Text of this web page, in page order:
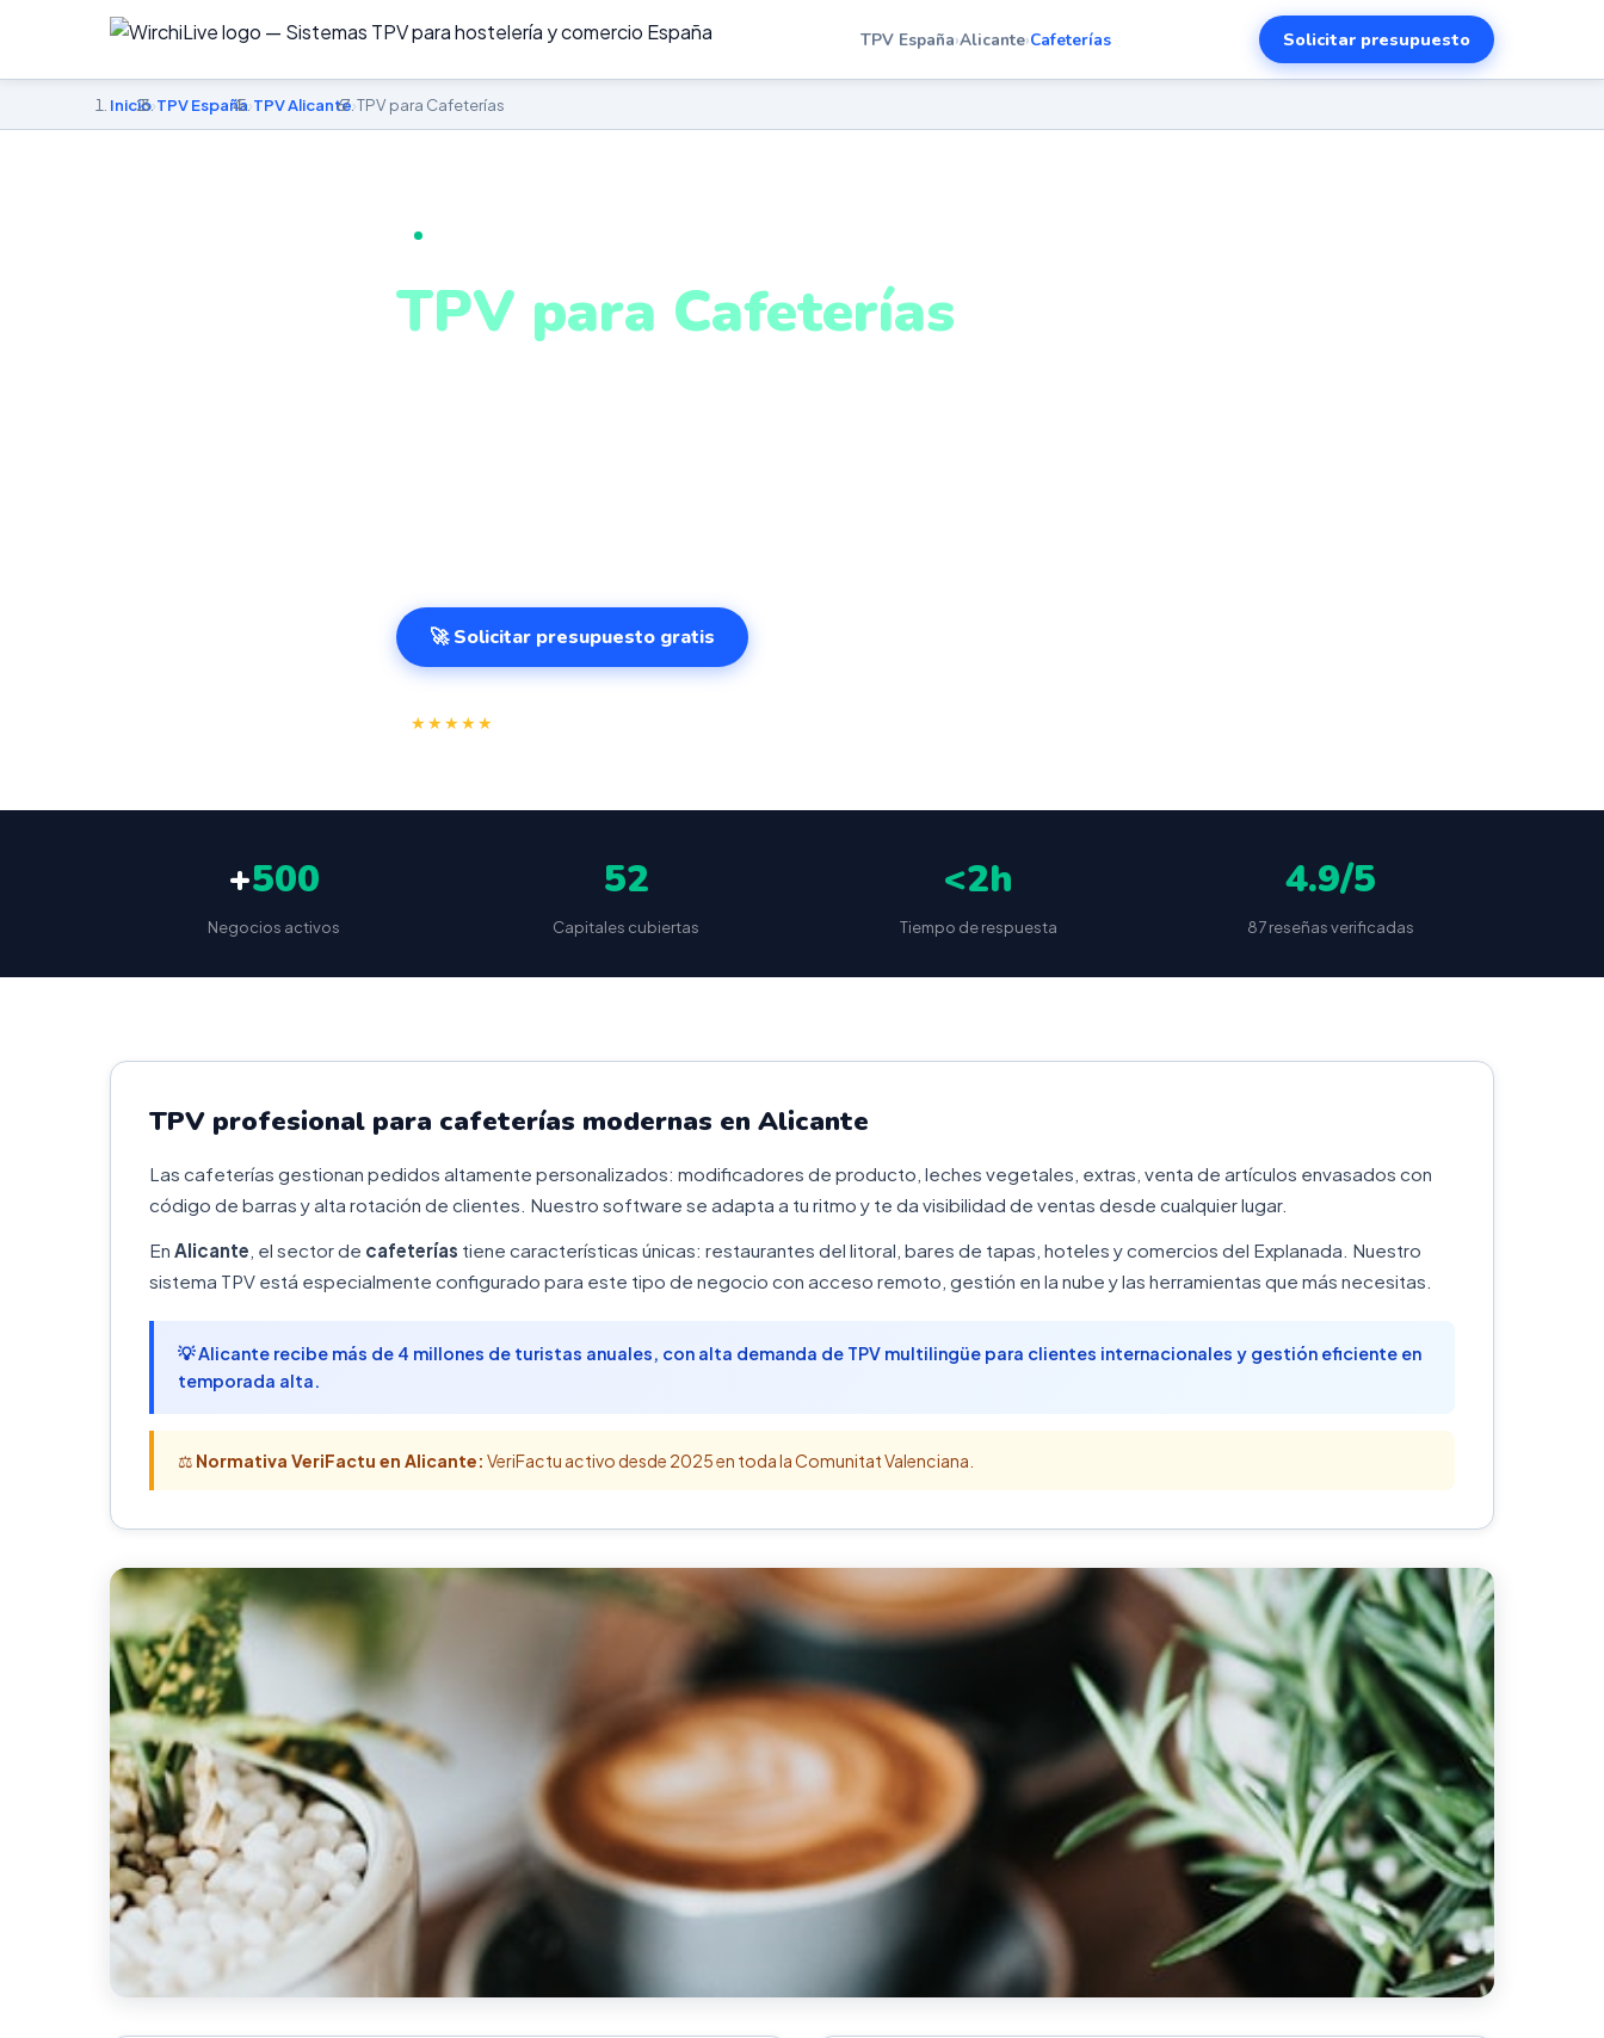
TPV España›Alicante›Cafeterías Solicitar presupuesto
Inicio›TPV España›TPV Alicante›TPV para Cafeterías
TPV para Cafeterías
🚀 Solicitar presupuesto gratis
★★★★★
+500
Negocios activos
52
Capitales cubiertas
<2h
Tiempo de respuesta
4.9/5
87 reseñas verificadas
TPV profesional para cafeterías modernas en Alicante
Las cafeterías gestionan pedidos altamente personalizados: modificadores de producto, leches vegetales, extras, venta de artículos envasados con
código de barras y alta rotación de clientes. Nuestro software se adapta a tu ritmo y te da visibilidad de ventas desde cualquier lugar.
En Alicante , el sector de cafeterías tiene características únicas: restaurantes del litoral, bares de tapas, hoteles y comercios del Explanada. Nuestro
sistema TPV está especialmente configurado para este tipo de negocio con acceso remoto, gestión en la nube y las herramientas que más necesitas.
💡 Alicante recibe más de 4 millones de turistas anuales, con alta demanda de TPV multilingüe para clientes internacionales y gestión eficiente en
temporada alta.
⚖️ Normativa VeriFactu en Alicante: VeriFactu activo desde 2025 en toda la Comunitat Valenciana.